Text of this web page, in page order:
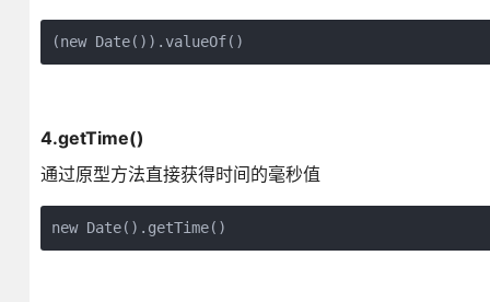
(new Date()).valueOf()
4.getTime()
通过原型方法直接获得时间的毫秒值
new Date().getTime()